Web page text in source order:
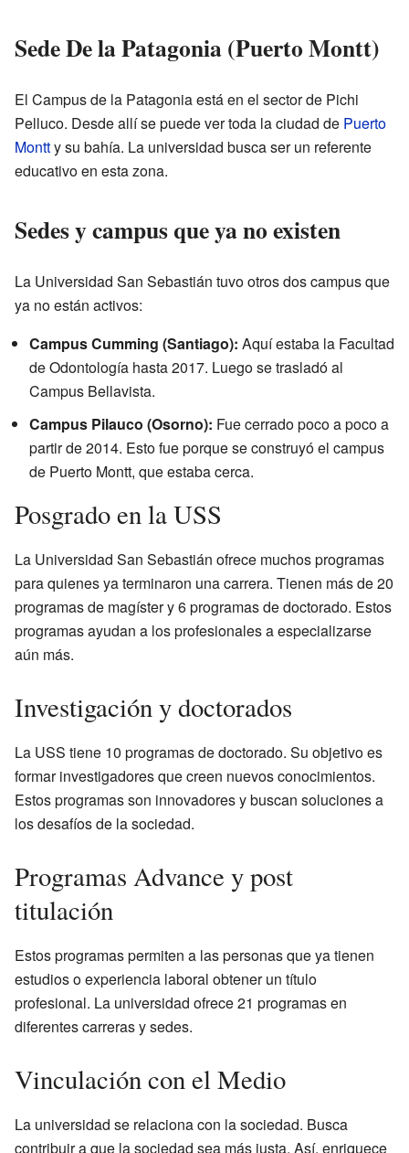
Sede De la Patagonia (Puerto Montt)
El Campus de la Patagonia está en el sector de Pichi
Pelluco. Desde allí se puede ver toda la ciudad de Puerto
Montty su bahía. La universidad busca ser un referente
educativo en esta zona.
Sedes y campus que ya no existen
La Universidad San Sebastián tuvo otros dos campus que
ya no están activos:
Campus Cumming (Santiago): Aquí estaba la Facultad
de Odontología hasta 2017. Luego se trasladó al
Campus Bellavista.
Campus Pilauco (Osorno): Fue cerrado poco a poco a
partir de 2014. Esto fue porque se construyó el campus
de Puerto Montt, que estaba cerca.
Posgrado en la USS
La Universidad San Sebastián ofrece muchos programas
para quienes ya terminaron una carrera. Tienen más de 20
programas de magíster y 6 programas de doctorado. Estos
programas ayudan a los profesionales a especializarse
aún más.
Investigación y doctorados
La USS tiene 10 programas de doctorado. Su objetivo es
formar investigadores que creen nuevos conocimientos.
Estos programas son innovadores y buscan soluciones a
los desafíos de la sociedad.
Programas Advance y post
titulación
Estos programas permiten a las personas que ya tienen
estudios o experiencia laboral obtener un título
profesional. La universidad ofrece 21 programas en
diferentes carreras y sedes.
Vinculación con el Medio
La universidad se relaciona con la sociedad. Busca
contribuir a que la sociedad sea más justa. Así, enriquece